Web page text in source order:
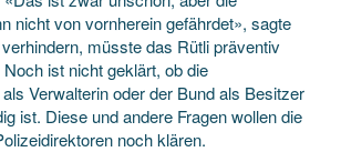
nicht von vornherein gefährdet», sagte
müsste das Rütli präventiv
ist nicht geklärt, ob die
Verwalterin oder der Bund als Besitzer
ist. Diese und andere Fragen wollen die
noch klären.